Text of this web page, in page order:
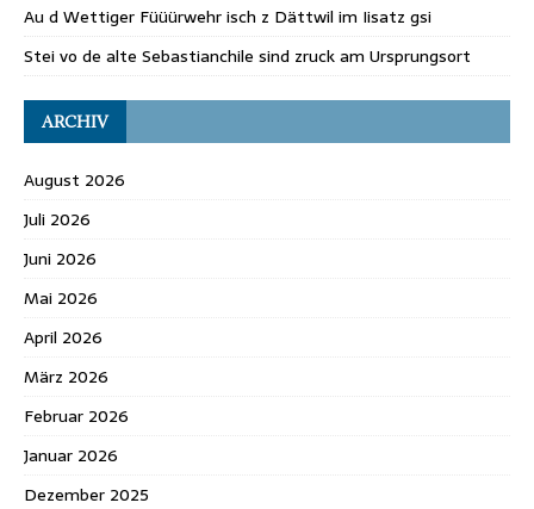
Au d Wettiger Füüürwehr isch z Dättwil im Iisatz gsi
Stei vo de alte Sebastianchile sind zruck am Ursprungsort
ARCHIV
August 2026
Juli 2026
Juni 2026
Mai 2026
April 2026
März 2026
Februar 2026
Januar 2026
Dezember 2025